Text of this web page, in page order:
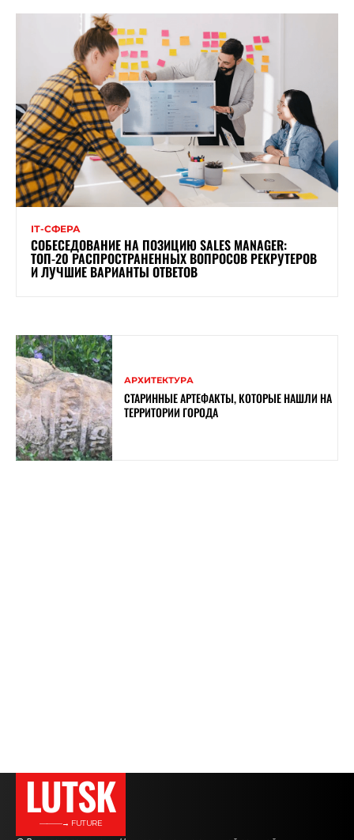
ІТ-СФЕРА
СОБЕСЕДОВАНИЕ НА ПОЗИЦИЮ SALES MANAGER:
ТОП-20 РАСПРОСТРАНЕННЫХ ВОПРОСОВ РЕКРУТЕРОВ
И ЛУЧШИЕ ВАРИАНТЫ ОТВЕТОВ
АРХИТЕКТУРА
СТАРИННЫЕ АРТЕФАКТЫ, КОТОРЫЕ НАШЛИ НА
ТЕРРИТОРИИ ГОРОДА
LUTSK
———→ FUTURE